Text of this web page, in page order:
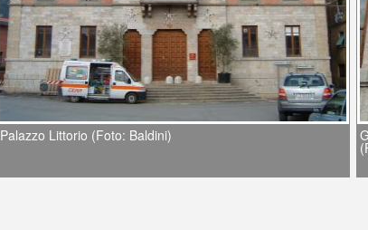
Palazzo Littorio (Foto: Baldini)